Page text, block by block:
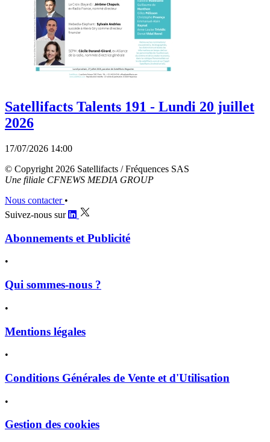
Satellifacts Talents 191 - Lundi 20 juillet
2026
17/07/2026 14:00
© Copyright 2026 Satellifacts / Fréquences SAS
Une filiale CFNEWS MEDIA GROUP
Nous contacter •
Suivez-nous sur
Abonnements et Publicité
•
Qui sommes-nous ?
•
Mentions légales
•
Conditions Générales de Vente et d'Utilisation
•
Gestion des cookies